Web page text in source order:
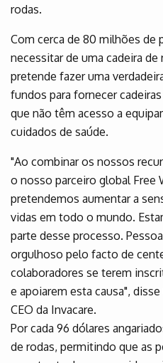
rodas.
Com cerca de 80 milhões de
necessitar de uma cadeira
pretende fazer uma
fundos para fornecer
que não têm acesso a
cuidados de saúde.
"Ao combinar os nossos
o nosso parceiro global Free
pretendemos aumentar a
vidas em todo o mundo.
parte desse processo.
orgulhoso pelo facto de
colaboradores se terem
e apoiarem esta causa",
CEO da Invacare.
Por cada 96 dólares
de rodas, permitindo que as